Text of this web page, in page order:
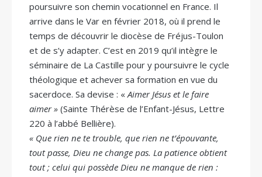
poursuivre son chemin vocationnel en France. Il
arrive dans le Var en février 2018, où il prend le
temps de découvrir le diocèse de Fréjus-Toulon
et de s’y adapter. C’est en 2019 qu’il intègre le
séminaire de La Castille pour y poursuivre le cycle
théologique et achever sa formation en vue du
sacerdoce. Sa devise : «Aimer Jésus et le faire
aimer » (Sainte Thérèse de l’Enfant-Jésus, Lettre
220 à l’abbé Bellière).
« Que rien ne te trouble, que rien ne t’épouvante,
tout passe, Dieu ne change pas. La patience obtient
tout ; celui qui possède Dieu ne manque de rien :